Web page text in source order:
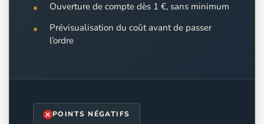
Ouverture de compte dès 1 €, sans minimum
Prévisualisation du coût avant de passer
l’ordre
POINTS NÉGATIFS